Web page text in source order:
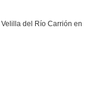
del Río Carrión en